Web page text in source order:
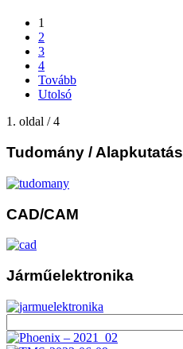
1
2
3
4
Tovább
Utolsó
1. oldal / 4
Tudomány / Alapkutatás
CAD/CAM
Járműelektronika